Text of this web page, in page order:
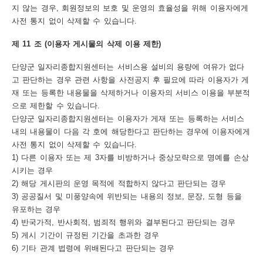
지 않는 경우, 회원정보의 보호 및 운영의 효율성을 위해 이용자에게
사전 통지 없이 삭제할 수 있습니다.
제 11 조 (이용자 게시물의 삭제 이용 제한)
단양군 일자리종합지원센터는 서비스용 설비의 용량에 여유가 없다
고 판단하는 경우 관련 사항을 사전공지 후 필요에 따라 이용자가 게
재 또는 등록한 내용물을 삭제하거나 이용자의 서비스 이용을 부분적
으로 제한할 수 있습니다.
단양군 일자리종합지원센터는 이용자가 게재 또는 등록하는 서비스
내의 내용물이 다음 각 호에 해당한다고 판단하는 경우에 이용자에게
사전 통지 없이 삭제할 수 있습니다.
1) 다른 이용자 또는 제 3자를 비방하거나 중상모략으로 명예를 손상
시키는 경우
2) 해당 게시판의 운영 목적에 적합하지 않다고 판단되는 경우
3) 공공질서 및 미풍양속에 위반되는 내용의 정보, 문장, 도형 등을
유포하는 경우
4) 반국가적, 반사회적, 범죄적 행위와 결부된다고 판단되는 경우
5) 게시 기간이 규정된 기간을 초과한 경우
6) 기타 관계 법령에 위배된다고 판단되는 경우